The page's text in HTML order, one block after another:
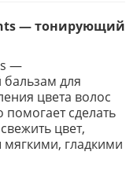
— тонирующий
—
для
цвета волос
сделать
цвет,
мягкими, гладкими